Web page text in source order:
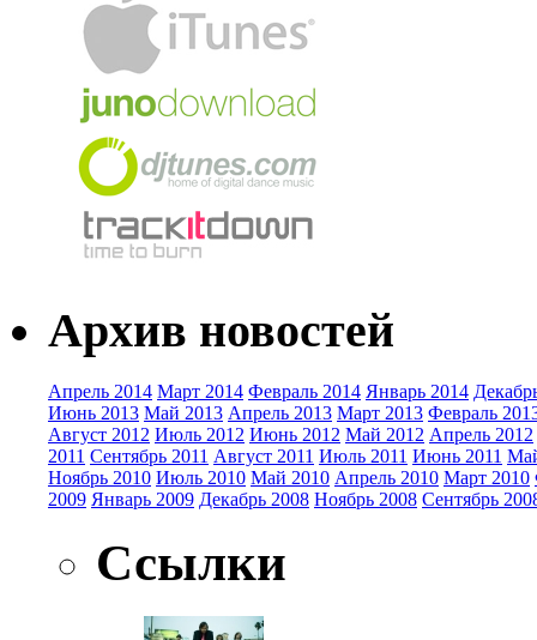
Архив новостей
Апрель 2014 Март 2014 Февраль 2014 Январь 2014
Июнь 2013 Май 2013 Апрель 2013 Март 2013 Февраль
Август 2012 Июль 2012 Июнь 2012 Май 2012 Апрель 2012
2011 Сентябрь 2011 Август 2011 Июль 2011 Июнь 2011
Ноябрь 2010 Июль 2010 Май 2010 Апрель 2010 Март 2010
2009 Январь 2009 Декабрь 2008 Ноябрь 2008 Сентябрь
Ссылки